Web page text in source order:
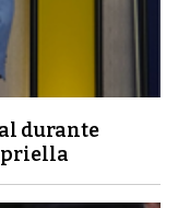
durante